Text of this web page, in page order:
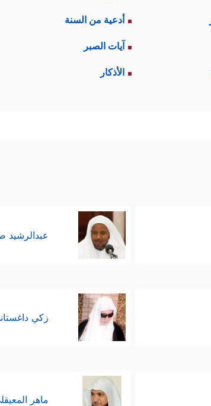
أدعية من السنة
آيات الصبر
الأذكار
عبدالرشيد
زكي
ماهر